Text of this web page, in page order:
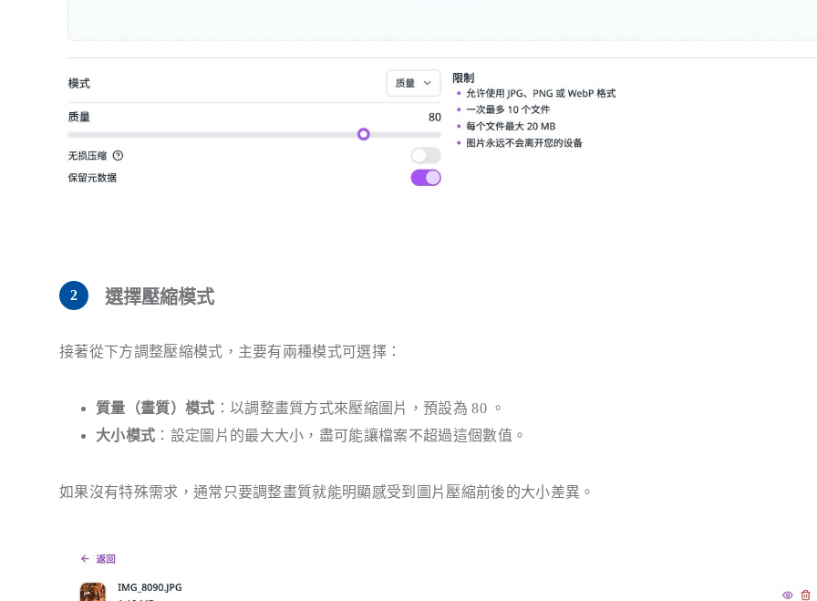
選擇壓縮模式
接著從下方調整壓縮模式，主要有兩種模式可選擇：
質量（畫質）模式 ：以調整畫質方式來壓縮圖片，預設為 80 。
大小模式 ：設定圖片的最大大小，盡可能讓檔案不超過這個數值。
如果沒有特殊需求，通常只要調整畫質就能明顯感受到圖片壓縮前後的大小差異。